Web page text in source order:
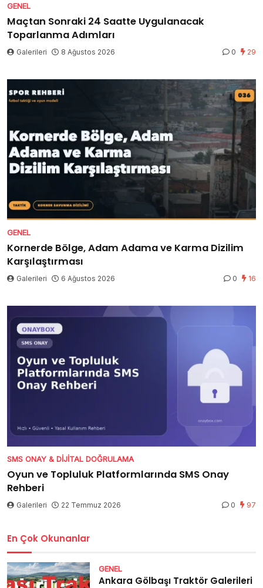
GENEL
Maçtan Sonraki 24 Saatte Uygulanacak
Toparlanma Adımları
Galerileri 8 Ağustos 2026 0 29
GENEL
Kornerde Bölge, Adam Adama ve Karma Dizilim
Karşılaştırması
Galerileri 6 Ağustos 2026 0 16
SMS ONAY & DIJITAL DOĞRULAMA
Oyun ve Topluluk Platformlarında SMS Onay
Rehberi
Galerileri 22 Temmuz 2026 0 97
En Çok Okunanlar
GENEL
Ankara Gölbaşı Traktör Galerileri